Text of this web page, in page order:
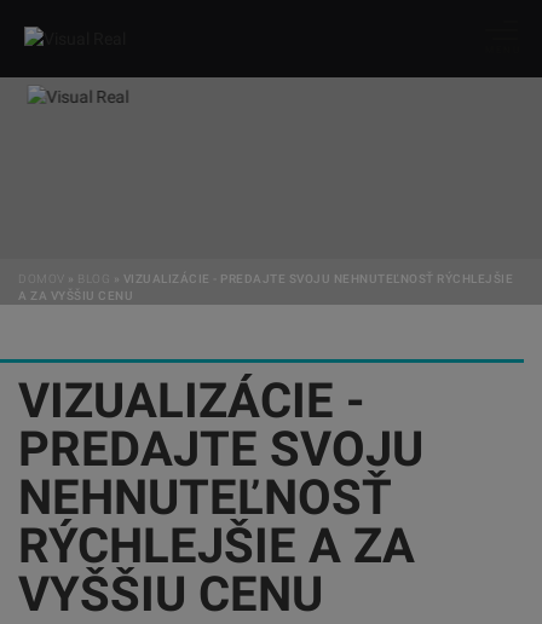
DOMOV » » VIZUALIZÁCIE - PREDAJTE SVOJU NEHNUTEĽNOSŤ RÝCHLEJŠIE
A ZA VYŠŠIU CENU
VIZUALIZÁCIE -
PREDAJTE SVOJU
NEHNUTEĽNOSŤ
RÝCHLEJŠIE A ZA
VYŠŠIU CENU